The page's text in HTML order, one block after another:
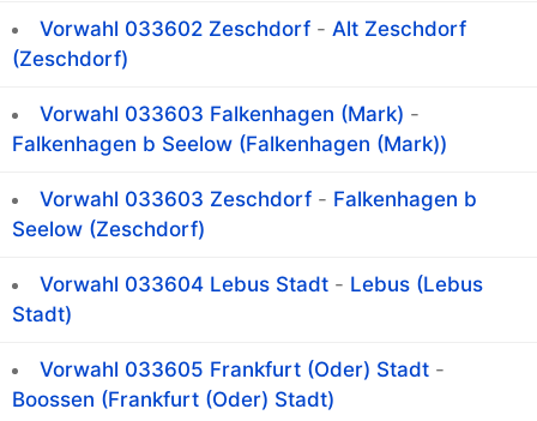
Vorwahl 033602 Zeschdorf - Alt Zeschdorf
(Zeschdorf)
Vorwahl 033603 Falkenhagen (Mark) -
Falkenhagen b Seelow (Falkenhagen (Mark))
Vorwahl 033603 Zeschdorf - Falkenhagen b
Seelow (Zeschdorf)
Vorwahl 033604 Lebus Stadt - Lebus (Lebus
Stadt)
Vorwahl 033605 Frankfurt (Oder) Stadt -
Boossen (Frankfurt (Oder) Stadt)